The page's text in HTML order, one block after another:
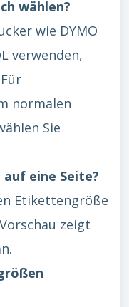
wählen?
wie DYMO
verwenden,
normalen
Sie
eine Seite?
Etikettengröße
zeigt